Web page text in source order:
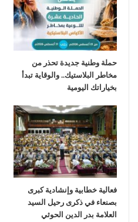
حملة وطنية جديدة تحذر من
مخاطر البلاستيك.. والوقاية تبدأ
بخياراتك اليومية
فعالية خطابية وإنشادية كبرى
بصنعاء في ذكرى رحيل السيد
العلامة بدر الدين الحوثي